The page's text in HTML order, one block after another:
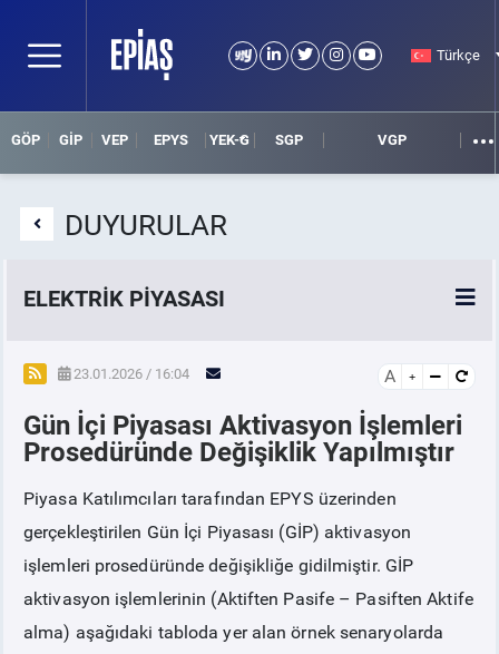
Türkçe
GÖP GİP VEP EPYS YEK-G SGP VGP
DUYURULAR
ELEKTRİK PİYASASI
SPOT ELEKTRİK PİYASALARI
ÖRNEK FİNANS BELGELERİ
VADELİ ELEKTRİK PİYASASI
PİYASAKAYITSÜRECİ
SERBEST TÜKETİCİ
23.01.2026 / 16:04 A
Gün İçi Piyasası Aktivasyon İşlemleri
Prosedüründe Değişiklik Yapılmıştır
Piyasa Katılımcıları tarafından EPYS üzerinden
gerçekleştirilen Gün İçi Piyasası (GİP) aktivasyon
işlemleri prosedüründe değişikliğe gidilmiştir. GİP
aktivasyon işlemlerinin (Aktiften Pasife – Pasiften Aktife
alma) aşağıdaki tabloda yer alan örnek senaryolarda